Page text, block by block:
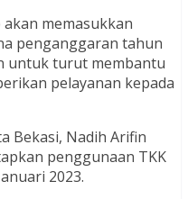
memasukkan
penganggaran tahun
untuk turut membantu
pelayanan kepada
Bekasi, Nadih Arifin
penggunaan TKK
2023.